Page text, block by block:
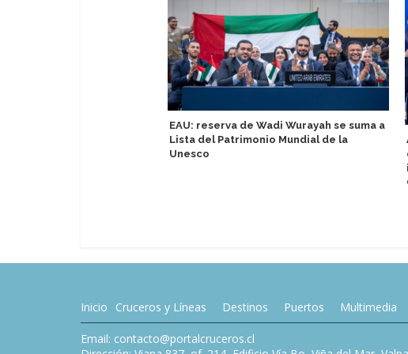
EAU: reserva de Wadi Wurayah se suma a
Lista del Patrimonio Mundial de la
Unesco
Inicio Cruceros y Líneas Destinos Puertos Multimedia
Email: contacto@portalcruceros.cl